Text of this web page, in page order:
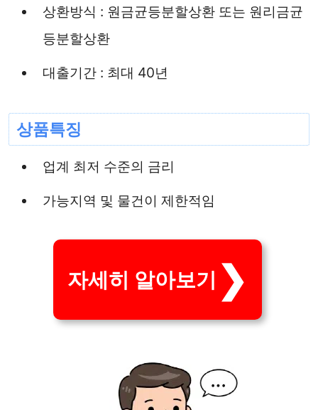
상환방식 : 원금균등분할상환 또는 원리금균
등분할상환
대출기간 : 최대 40년
상품특징
업계 최저 수준의 금리
가능지역 및 물건이 제한적임
자세히 알아보기